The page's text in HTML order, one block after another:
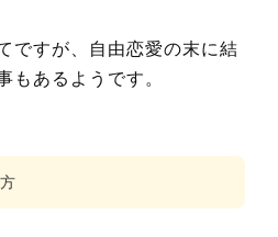
ですが、自由恋愛の末に結
もあるようです。